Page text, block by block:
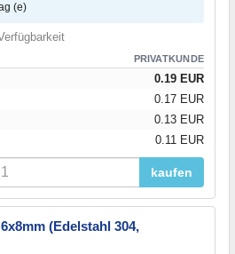
(e)
PRIVATKUNDE
0.19 EUR
0.17 EUR
0.13 EUR
0.11 EUR
kaufen
(Edelstahl 304,